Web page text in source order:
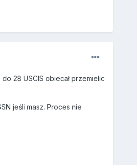
28 USCIS obiecał przemielic
jeśli masz. Proces nie